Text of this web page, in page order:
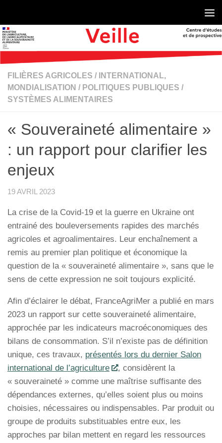
FILIÈRES AGRICOLES /
INTERNATIONAL,
MONDIALISATION / POLITIQUES PUBLIQUES /
SYSTÈMES ALIMENTAIRES
« Souveraineté alimentaire »
: un rapport pour clarifier les
enjeux
19 AVRIL 2023
La crise de la Covid-19 et la guerre en Ukraine ont
entrainé des bouleversements rapides des marchés
agricoles et agroalimentaires. Leur enchaînement a
remis au premier plan politique et économique la
question de la « souveraineté alimentaire », sans que le
sens de cette expression ne soit toujours explicité.
Afin d’éclairer le débat, FranceAgriMer a publié en mars
2023 un rapport sur cette souveraineté alimentaire,
approchée par les indicateurs macroéconomiques des
bilans de consommation. S’il n’existe pas de définition
unique, ces travaux, présentés lors du dernier Salon
international de l’agriculture
, considèrent la
« souveraineté » comme une maîtrise suffisante des
dépendances externes, qu’elles soient plus ou moins
choisies, nécessaires ou indispensables. Par produit ou
groupe de produits substituables entre eux, les
approches par bilan mettent en regard les ressources